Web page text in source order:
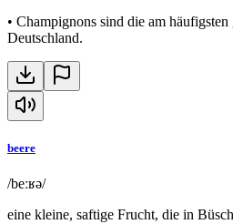
• Champignons sind die am häufigsten
Deutschland.
beere
/beːʁə/
eine kleine, saftige Frucht, die in